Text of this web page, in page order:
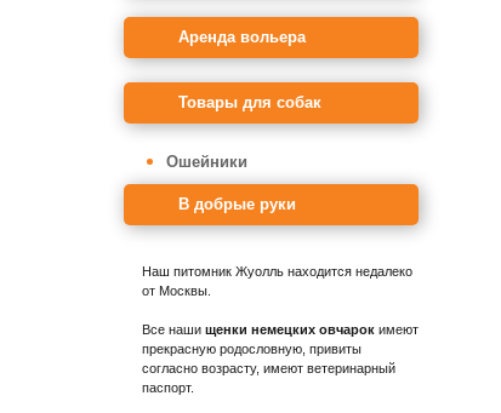
Аренда вольера
Товары для собак
Ошейники
В добрые руки
Наш питомник Жуолль находится недалеко
от Москвы.
Все наши щенки немецких овчарок имеют
прекрасную родословную, привиты
согласно возрасту, имеют ветеринарный
паспорт.